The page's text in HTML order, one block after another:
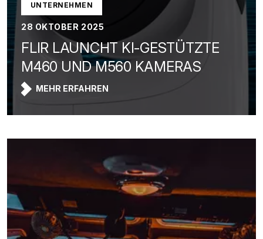
UNTERNEHMEN
28 OKTOBER 2025
FLIR LAUNCHT KI-GESTÜTZTE
M460 UND M560 KAMERAS
MEHR ERFAHREN